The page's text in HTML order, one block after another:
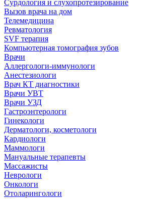
Сурдология и слухопротезирование
Вызов врача на дом
Телемедицина
Ревматология
SVF терапия
Компьютерная томография зубов
Врачи
Аллергологи-иммунологи
Анестезиологи
Врач КТ диагностики
Врачи УВТ
Врачи УЗД
Гастроэнтерологи
Гинекологи
Дерматологи, косметологи
Кардиологи
Маммологи
Мануальные терапевты
Массажисты
Неврологи
Онкологи
Отоларингологи